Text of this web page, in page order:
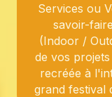
Services ou
savoir-
(Indoor /
de vos
recréée à
grand festival